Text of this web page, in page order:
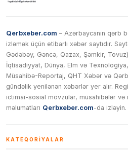
Qerbxeber.com – Azərbaycanın qərb
izləmək üçün etibarlı xəbər saytıdır.
Gədəbəy, Gəncə, Qazax, Şəmkir,
İqtisadiyyat, Dünya, Elm və
Müsahibə-Reportaj, QHT Xəbər və
gündəlik yenilənən xəbərlər yer alır.
ictimai-sosial mövzular, müsahibələr və
məlumatları Qerbxeber.com-da izləyin.
KATEQORIYALAR